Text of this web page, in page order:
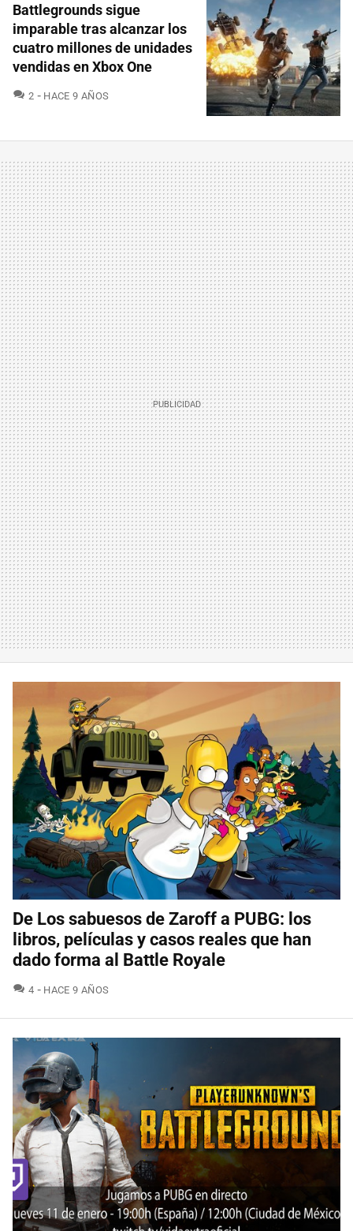
Battlegrounds sigue
imparable tras alcanzar los
cuatro millones de unidades
vendidas en Xbox One
2 COMENTARIOS
HACE 9 AÑOS
De Los sabuesos de Zaroff a PUBG: los
libros, películas y casos reales que han
dado forma al Battle Royale
4 COMENTARIOS
HACE 9 AÑOS